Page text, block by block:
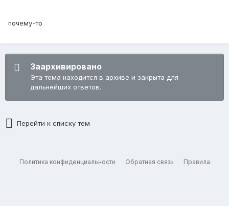
почему-то
Заархивировано
Эта тема находится в архиве и закрыта для
дальнейших ответов.
Перейти к списку тем
Политика конфиденциальности Обратная связь Правила